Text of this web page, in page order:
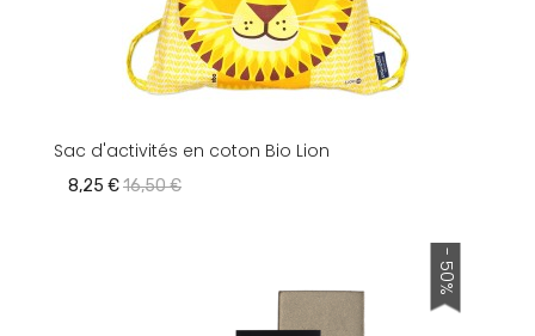
Sac d'activités en coton Bio Lion
8,25 €16,50 €
- 50%